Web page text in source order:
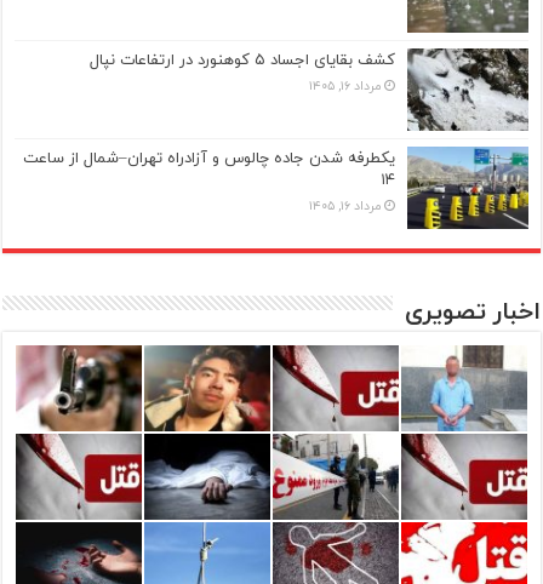
کشف بقایای اجساد ۵ کوهنورد در ارتفاعات نپال
مرداد ۱۶, ۱۴۰۵
یکطرفه شدن جاده چالوس و آزادراه تهران–شمال از ساعت
۱۴
مرداد ۱۶, ۱۴۰۵
اخبار تصویری